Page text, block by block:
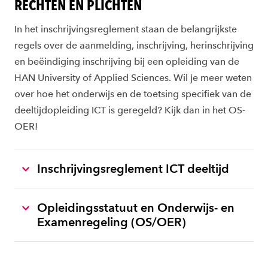
RECHTEN EN PLICHTEN
In het inschrijvingsreglement staan de belangrijkste
regels over de aanmelding, inschrijving, herinschrijving
en beëindiging inschrijving bij een opleiding van de
HAN University of Applied Sciences. Wil je meer weten
over hoe het onderwijs en de toetsing specifiek van de
deeltijdopleiding ICT is geregeld? Kijk dan in het OS-
OER!
Inschrijvingsreglement ICT deeltijd
Opleidingsstatuut en Onderwijs- en
Examenregeling (OS/OER)